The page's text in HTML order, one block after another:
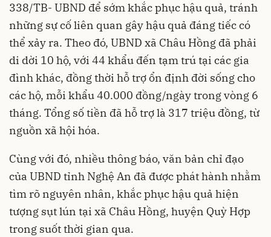
338/TB- UBND để sớm khắc phục hậu quả, tránh
những sự cố liên quan gây hậu quả đáng tiếc có
thể xảy ra. Theo đó, UBND xã Châu Hồng đã phải
di dời 10 hộ, với 44 khẩu đến tạm trú tại các gia
đình khác, đồng thời hỗ trợ ổn định đời sống cho
các hộ, mỗi khẩu 40.000 đồng/ngày trong vòng 6
tháng. Tổng số tiền đã hỗ trợ là 317 triệu đồng, từ
nguồn xã hội hóa.
Cùng với đó, nhiều thông báo, văn bản chỉ đạo
của UBND tỉnh Nghệ An đã được phát hành nhằm
tìm rõ nguyên nhân, khắc phục hậu quả hiện
tượng sụt lún tại xã Châu Hồng, huyện Quỳ Hợp
trong suốt thời gian qua.